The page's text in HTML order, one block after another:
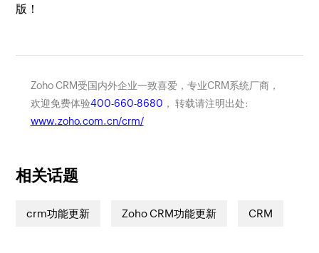
版！
Zoho CRM受国内外企业一致喜爱，专业CRM系统厂商，
欢迎免费体验400-660-8680 ， 转载请注明出处:
www.zoho.com.cn/crm/
相关话题
crm功能更新 Zoho CRM功能更新 CRM